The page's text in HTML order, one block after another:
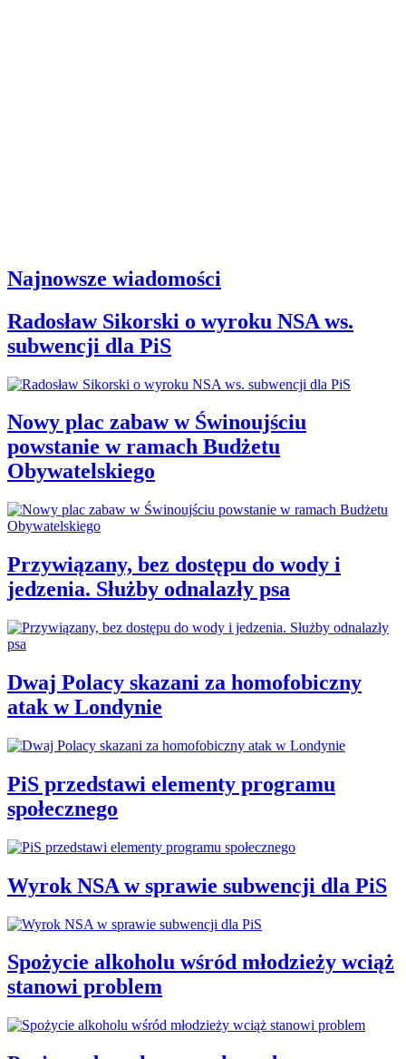
Najnowsze wiadomości
Radosław Sikorski o wyroku NSA ws.
subwencji dla PiS
Nowy plac zabaw w Świnoujściu
powstanie w ramach Budżetu
Obywatelskiego
Przywiązany, bez dostępu do wody i
jedzenia. Służby odnalazły psa
Dwaj Polacy skazani za homofobiczny
atak w Londynie
PiS przedstawi elementy programu
społecznego
Wyrok NSA w sprawie subwencji dla PiS
Spożycie alkoholu wśród młodzieży wciąż
stanowi problem